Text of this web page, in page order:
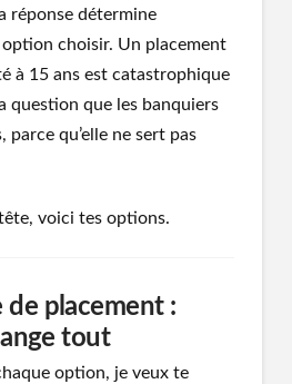
réponse détermine
choisir. Un placement
à 15 ans est catastrophique
question que les banquiers
parce qu’elle ne sert pas
voici tes options.
de placement :
tout
option, je veux te